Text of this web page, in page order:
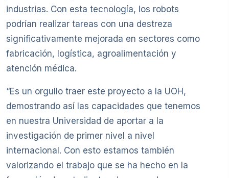
industrias. Con esta tecnología, los robots
podrían realizar tareas con una destreza
significativamente mejorada en sectores como
fabricación, logística, agroalimentación y
atención médica.
“Es un orgullo traer este proyecto a la UOH,
demostrando así las capacidades que tenemos
en nuestra Universidad de aportar a la
investigación de primer nivel a nivel
internacional. Con esto estamos también
valorizando el trabajo que se ha hecho en la